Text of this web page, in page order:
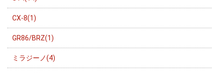
CX-8(1)
GR86/BRZ(1)
ミラジーノ(4)